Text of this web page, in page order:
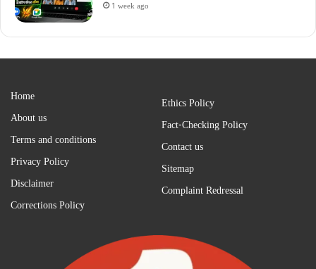
1 week ago
Home
About us
Terms and conditions
Privacy Policy
Disclaimer
Corrections Policy
Ethics Policy
Fact-Checking Policy
Contact us
Sitemap
Complaint Redressal